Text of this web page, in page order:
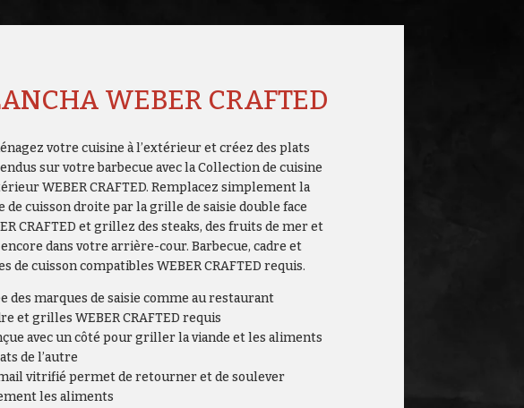
WEBER CRAFTED
votre cuisine à l’extérieur et créez des plats
sur votre barbecue avec la Collection de cuisine
WEBER CRAFTED. Remplacez simplement la
de cuisson droite par la grille de saisie double face
CRAFTED et grillez des steaks, des fruits de mer et
dans votre arrière-cour. Barbecue, cadre et
de cuisson compatibles WEBER CRAFTED requis.
des marques de saisie comme au restaurant
et grilles WEBER CRAFTED requis
avec un côté pour griller la viande et les aliments
de l’autre
vitrifié permet de retourner et de soulever
les aliments